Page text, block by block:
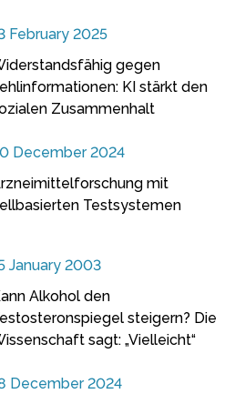
February 2025
gegen
KI stärkt den
Zusammenhalt
December 2024
mit
Testsystemen
January 2003
Alkohol den
steigern? Die
sagt: „Vielleicht“
December 2024